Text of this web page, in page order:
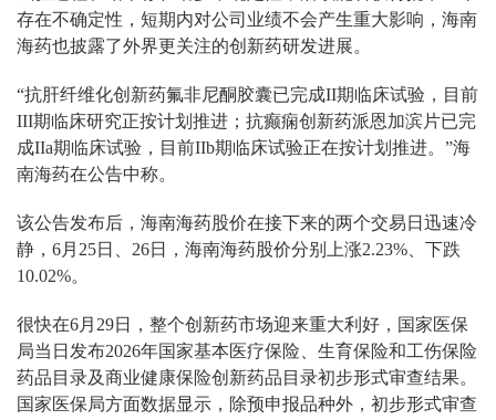
存在不确定性，短期内对公司业绩不会产生重大影响，海南
海药也披露了外界更关注的创新药研发进展。
“抗肝纤维化创新药氟非尼酮胶囊已完成II期临床试验，目前
III期临床研究正按计划推进；抗癫痫创新药派恩加滨片已完
成IIa期临床试验，目前IIb期临床试验正在按计划推进。”海
南海药在公告中称。
该公告发布后，海南海药股价在接下来的两个交易日迅速冷
静，6月25日、26日，海南海药股价分别上涨2.23%、下跌
10.02%。
很快在6月29日，整个创新药市场迎来重大利好，国家医保
局当日发布2026年国家基本医疗保险、生育保险和工伤保险
药品目录及商业健康保险创新药品目录初步形式审查结果。
国家医保局方面数据显示，除预申报品种外，初步形式审查